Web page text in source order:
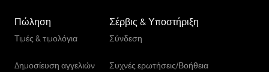
Πώληση
Τιμές & τιμολόγια
Δημοσίευση αγγελιών
Σέρβις & Υποστήριξη
Σύνδεση
Συχνές ερωτήσεις/Βοήθεια